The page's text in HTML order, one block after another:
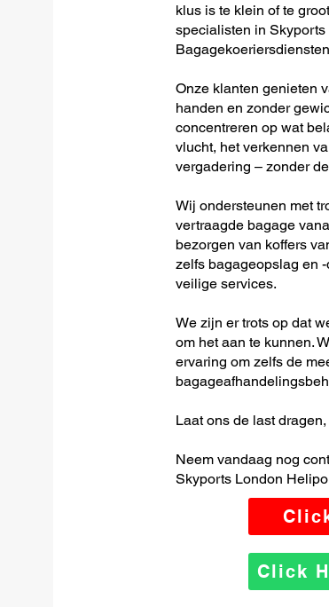
klus is te klein of te
specialisten in
Onze klanten genieten
handen en zonder
concentreren op wat
vlucht, het verkennen
vergadering – zonder
Wij ondersteunen met
vertraagde bagage
bezorgen van koffers
zelfs bagageopslag en
veilige services.
We zijn er trots op dat
om het aan te kunnen.
ervaring om zelfs de
Laat ons de last
Neem vandaag nog
Skyports London
Click